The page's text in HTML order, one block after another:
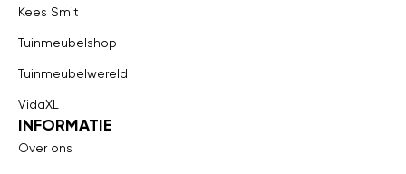
Kees Smit
Tuinmeubelshop
Tuinmeubelwereld
VidaXL
INFORMATIE
Over ons